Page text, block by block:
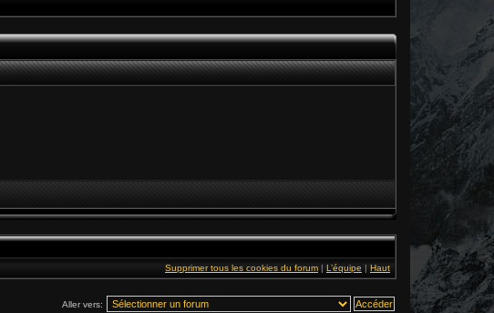
Supprimer tous les cookies du forum | L’équipe | Haut
Aller vers: